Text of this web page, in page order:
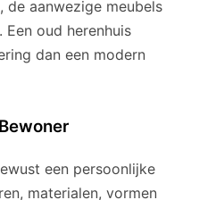
aanwezige meubels
oud herenhuis
dan een modern
een persoonlijke
materialen, vormen